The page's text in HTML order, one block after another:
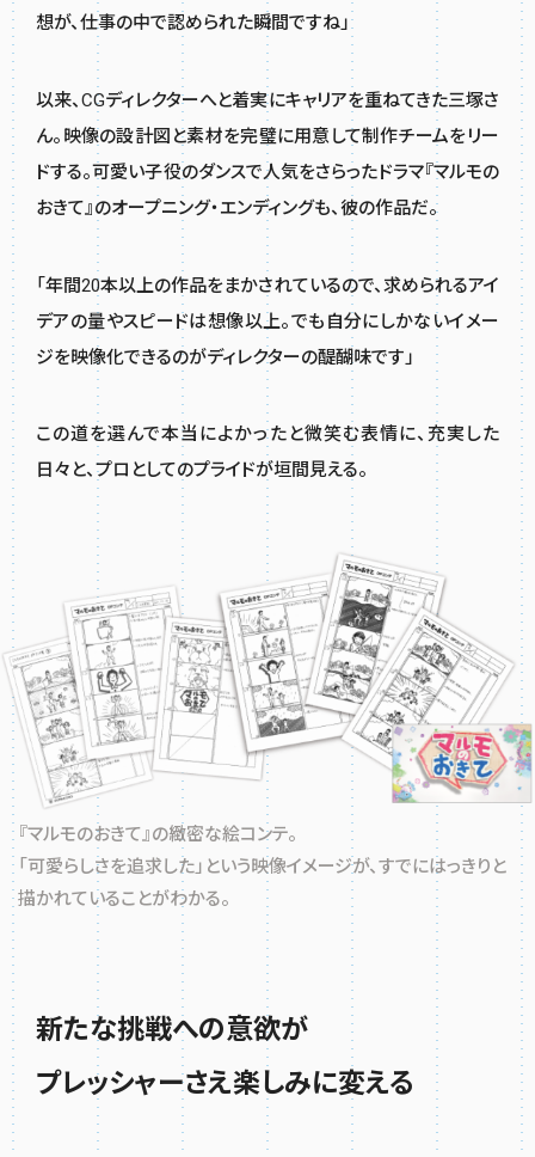
想が、仕事の中で認められた瞬間ですね」
以来、CGディレクターへと着実にキャリアを重ねてきた三塚さ
ん。映像の設計図と素材を完璧に用意して制作チームをリー
ドする。可愛い子役のダンスで人気をさらったドラマ『マルモの
おきて』のオープニング・エンディングも、彼の作品だ。
「年間20本以上の作品をまかされているので、求められるアイ
デアの量やスピードは想像以上。でも自分にしかないイメー
ジを映像化できるのがディレクターの醍醐味です」
この道を選んで本当によかったと微笑む表情に、充実した
日々と、プロとしてのプライドが垣間見える。
『マルモのおきて』の緻密な絵コンテ。
「可愛らしさを追求した」という映像イメージが、すでにはっきりと
描かれていることがわかる。
新たな挑戦への意欲が
プレッシャーさえ楽しみに変える